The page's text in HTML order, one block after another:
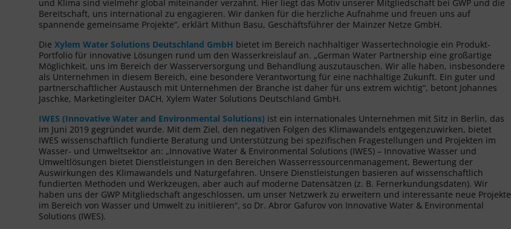
und Klima sind vielmehr global miteinander verzahnt. Hier liegt das Motiv unserer Mitgliedschaft bei GWP und die
Bereitschaft, uns international zu engagieren. Wir danken für die herzliche Aufnahme und freuen uns auf
spannende gemeinsame Projekte“, erklärt Mithun Basu, Geschäftsführer der Mainzer Netze GmbH.
Die Xylem Water Solutions Deutschland GmbH bietet im Bereich nachhaltiger Wassertechnologie ein Produkt-
Portfolio für innovative Lösungen rund um den Wasserkreislauf an. „German Water Partnership eine großartige
Möglichkeit, uns im Bereich der Wasserversorgung und Behandlung auszutauschen. Wir alle haben, insbesondere
als Unternehmen in diesem Bereich, eine besondere Verantwortung für eine nachhaltige Zukunft. Ein guter und
partnerschaftlicher Austausch mit Unternehmen der Branche ist daher für uns extrem wichtig“, betont Johannes
Jaschke, Marketingleiter DACH, Xylem Water Solutions Deutschland GmbH.
IWES (Innovative Water and Environmental Solutions) ist ein internationales Unternehmen mit Sitz in Berlin, das
im Juni 2019 gegründet wurde. Mit dem Ziel, den negativen Folgen des Klimawandels entgegenzuwirken, bietet
IWES wissenschaftlich fundierte Beratung und Unterstützung bei spezifischen Fragestellungen und Projekten im
Wasser- und Umweltsektor an: „Innovative Water & Environmental Solutions (IWES) – Innovative Wasser und
Umweltlösungen bietet Dienstleistungen in den Bereichen Wasserressourcenmanagement, Bewertung der
Auswirkungen des Klimawandels und Naturgefahren. Unsere Dienstleistungen basieren auf wissenschaftlich
fundierten Methoden und Werkzeugen, aber auch auf moderne Datensätzen (z. B. Fernerkundungsdaten). Wir
haben uns der GWP Mitgliedschaft angeschlossen, um unser Netzwerk zu erweitern und interessante neue Projekte
im Bereich von Wasser und Umwelt zu initiieren“, so Dr. Abror Gafurov von Innovative Water & Environmental
Solutions (IWES).